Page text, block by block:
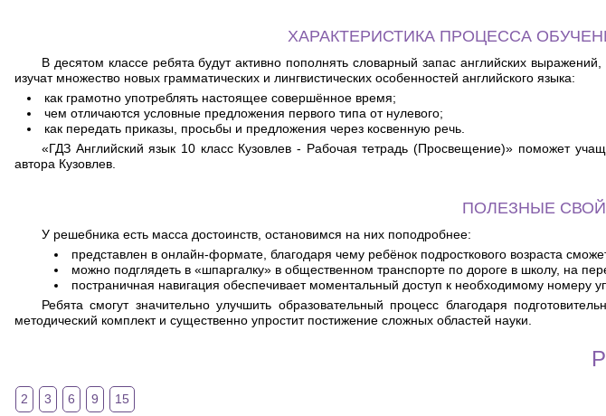
ХАРАКТЕРИСТИКА ПРОЦЕССА
В десятом классе ребята будут активно пополнять словарный запас английских
изучат множество новых грамматических и лингвистических особенностей английского языка:
как грамотно употреблять настоящее совершённое время;
чем отличаются условные предложения первого типа от нулевого;
как передать приказы, просьбы и предложения через косвенную речь.
«ГДЗ Английский язык 10 класс Кузовлев - Рабочая тетрадь (Просвещение)» поможет
автора Кузовлев.
ПОЛЕЗНЫЕ
У решебника есть масса достоинств, остановимся на них поподробнее:
представлен в онлайн-формате, благодаря чему ребёнок подросткового возраста
можно подглядеть в «шпаргалку» в общественном транспорте по дороге в школу, на
постраничная навигация обеспечивает моментальный доступ к необходимому номеру
Ребята смогут значительно улучшить образовательный процесс благодаря
методический комплект и существенно упростит постижение сложных областей науки.
2 3 6 9 15